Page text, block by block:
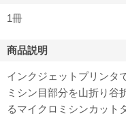
1冊
商品説明
インクジェットプリンタ
ミシン目部分を山折り谷
るマイクロミシンカット